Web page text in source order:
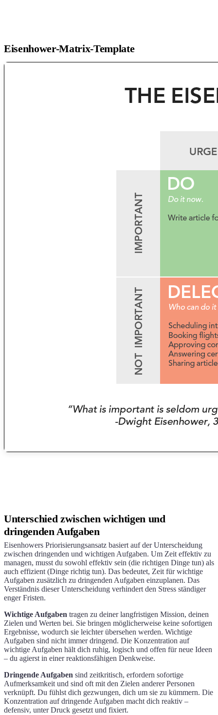
Eisenhower-Matrix-Template
Unterschied zwischen wichtigen und
dringenden Aufgaben
Eisenhowers Priorisierungsansatz basiert auf der Unterscheidung
zwischen dringenden und wichtigen Aufgaben. Um Zeit effektiv zu
managen, musst du sowohl effektiv sein (die richtigen Dinge tun) als
auch effizient (Dinge richtig tun). Das bedeutet, Zeit für wichtige
Aufgaben zusätzlich zu dringenden Aufgaben einzuplanen. Das
Verständnis dieser Unterscheidung verhindert den Stress ständiger
enger Fristen.
Wichtige Aufgaben tragen zu deiner langfristigen Mission, deinen
Zielen und Werten bei. Sie bringen möglicherweise keine sofortigen
Ergebnisse, wodurch sie leichter übersehen werden. Wichtige
Aufgaben sind nicht immer dringend. Die Konzentration auf
wichtige Aufgaben hält dich ruhig, logisch und offen für neue Ideen
– du agierst in einer reaktionsfähigen Denkweise.
Dringende Aufgaben sind zeitkritisch, erfordern sofortige
Aufmerksamkeit und sind oft mit den Zielen anderer Personen
verknüpft. Du fühlst dich gezwungen, dich um sie zu kümmern. Die
Konzentration auf dringende Aufgaben macht dich reaktiv –
defensiv, unter Druck gesetzt und fixiert.